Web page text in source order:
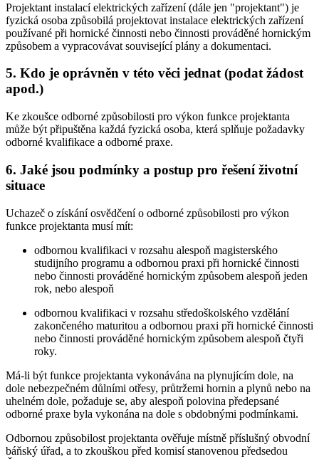
Projektant instalací elektrických zařízení (dále jen "projektant") je
fyzická osoba způsobilá projektovat instalace elektrických zařízení
používané při hornické činnosti nebo činnosti prováděné hornickým
způsobem a vypracovávat související plány a dokumentaci.
5. Kdo je oprávněn v této věci jednat (podat žádost
apod.)
Ke zkoušce odborné způsobilosti pro výkon funkce projektanta
může být připuštěna každá fyzická osoba, která splňuje požadavky
odborné kvalifikace a odborné praxe.
6. Jaké jsou podmínky a postup pro řešení životní
situace
Uchazeč o získání osvědčení o odborné způsobilosti pro výkon
funkce projektanta musí mít:
odbornou kvalifikaci v rozsahu alespoň magisterského
studijního programu a odbornou praxi při hornické činnosti
nebo činnosti prováděné hornickým způsobem alespoň jeden
rok, nebo alespoň
odbornou kvalifikaci v rozsahu středoškolského vzdělání
zakončeného maturitou a odbornou praxi při hornické činnosti
nebo činnosti prováděné hornickým způsobem alespoň čtyři
roky.
Má-li být funkce projektanta vykonávána na plynujícím dole, na
dole nebezpečném důlními otřesy, průtržemi hornin a plynů nebo na
uhelném dole, požaduje se, aby alespoň polovina předepsané
odborné praxe byla vykonána na dole s obdobnými podmínkami.
Odbornou způsobilost projektanta ověřuje místně příslušný obvodní
báňský úřad, a to zkouškou před komisí stanovenou předsedou